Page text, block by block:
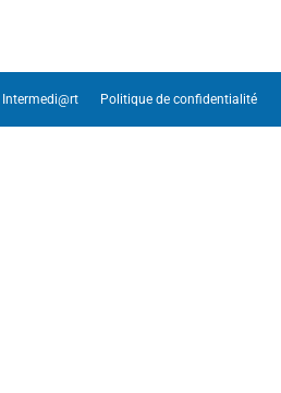
Intermedi@rt Politique de confidentialité